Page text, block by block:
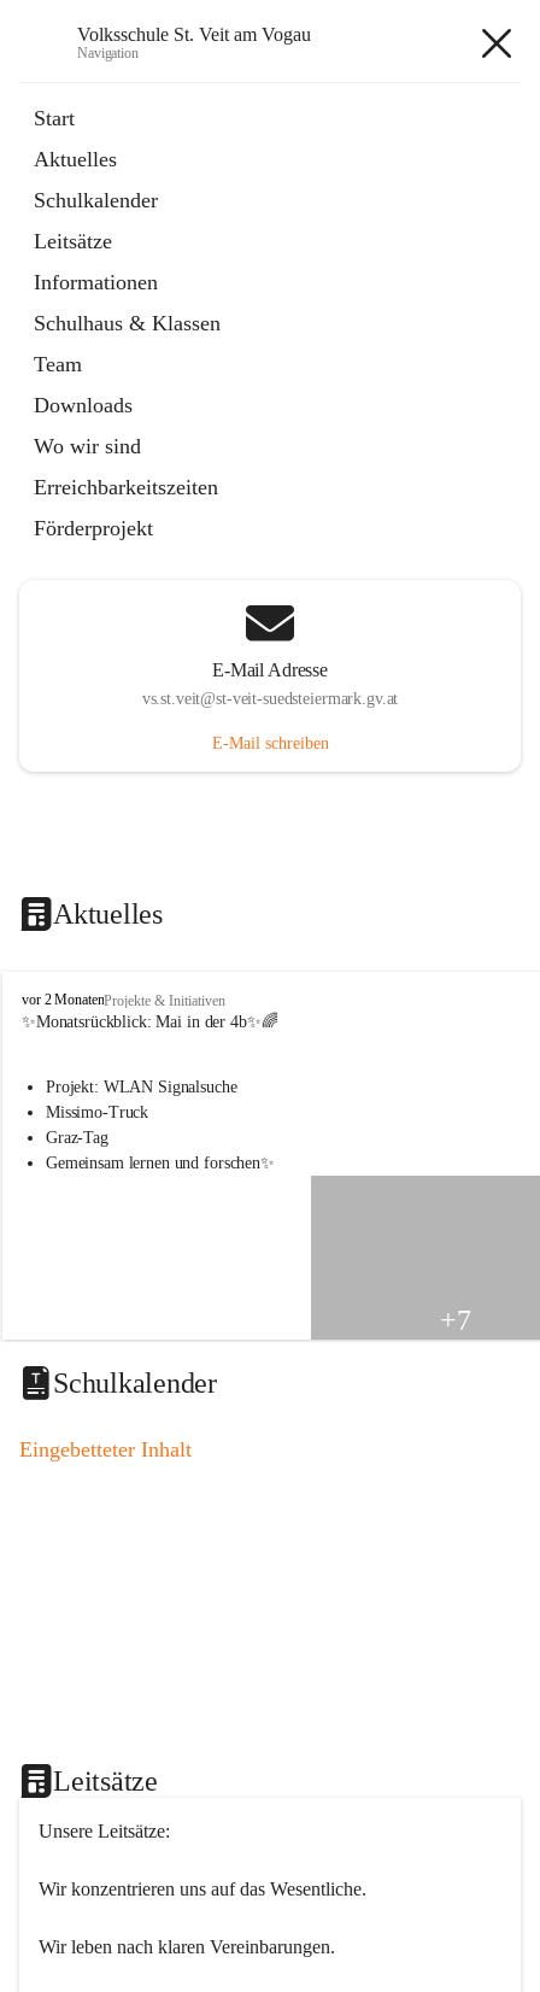
Volksschule St. Veit am Vogau
Navigation
Start
Aktuelles
Schulkalender
Leitsätze
Informationen
Schulhaus & Klassen
Team
Downloads
Wo wir sind
Erreichbarkeitszeiten
Förderprojekt
E-Mail Adresse
vs.st.veit@st-veit-suedsteiermark.gv.at
E-Mail schreiben
Aktuelles
V
o
s
s
c
i
t
a
o
vor 2 MonatenProjekte & Initiativen
✨Monatsrückblick: Mai in der 4b✨🌈
Projekt: WLAN Signalsuche
Missimo-Truck
Graz-Tag
Gemeinsam lernen und forschen✨
+7
Schulkalender
Eingebetteter Inhalt
Leitsätze
Unsere Leitsätze:
Wir konzentrieren uns auf das Wesentliche.
Wir leben nach klaren Vereinbarungen.